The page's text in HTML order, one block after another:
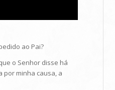
ao Pai?
o Senhor disse há
por minha causa, a